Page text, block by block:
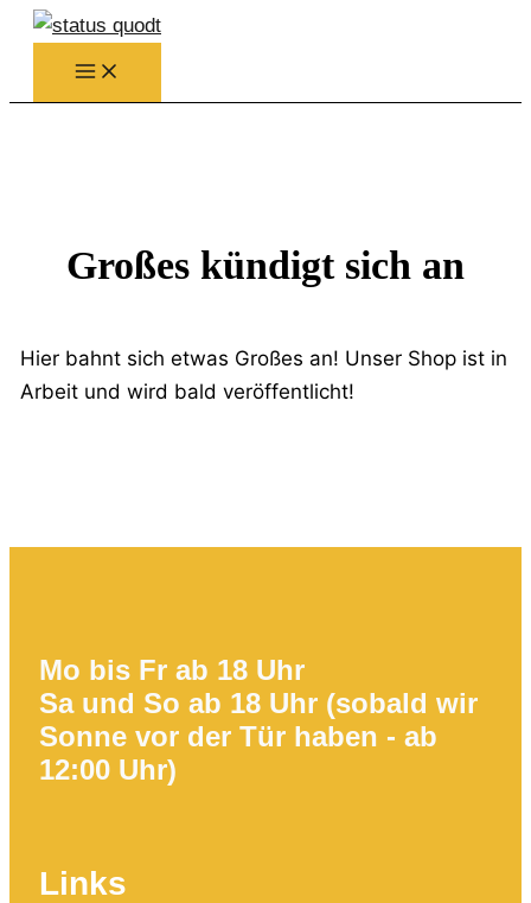
Zum
Inhalt
springen
Großes kündigt sich an
Hier bahnt sich etwas Großes an! Unser Shop ist in
Arbeit und wird bald veröffentlicht!
Mo bis Fr ab 18 Uhr
Sa und So ab 18 Uhr (sobald wir
Sonne vor der Tür haben - ab
12:00 Uhr)
Links